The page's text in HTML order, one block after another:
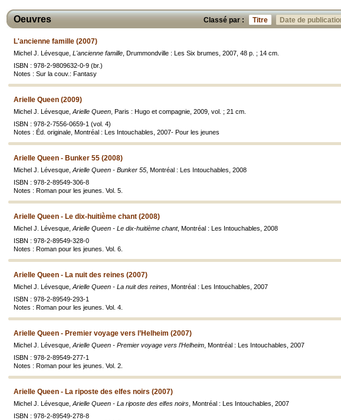
Classé par : Titre Date de
Oeuvres
L'ancienne famille (2007)
Michel J. Lévesque, L'ancienne famille , Drummondville : Les Six brumes, 2007, 48 p. ; 14 cm.
ISBN : 978-2-9809632-0-9 (br.)
Notes : Sur la couv.: Fantasy
Arielle Queen (2009)
Michel J. Lévesque, Arielle Queen , Paris : Hugo et compagnie, 2009, vol. ; 21 cm.
ISBN : 978-2-7556-0659-1 (vol. 4)
Notes : Éd. originale, Montréal : Les Intouchables, 2007- Pour les jeunes
Arielle Queen - Bunker 55 (2008)
Michel J. Lévesque, Arielle Queen - Bunker 55 , Montréal : Les Intouchables, 2008
ISBN : 978-2-89549-306-8
Notes : Roman pour les jeunes. Vol. 5.
Arielle Queen - Le dix-huitième chant (2008)
Michel J. Lévesque, Arielle Queen - Le dix-huitième chant, Montréal : Les Intouchables, 2008
ISBN : 978-2-89549-328-0
Notes : Roman pour les jeunes. Vol. 6.
Arielle Queen - La nuit des reines (2007)
Michel J. Lévesque, Arielle Queen - La nuit des reines , Montréal : Les Intouchables, 2007
ISBN : 978-2-89549-293-1
Notes : Roman pour les jeunes. Vol. 4.
Arielle Queen - Premier voyage vers l’Helheim (2007)
Michel J. Lévesque, Arielle Queen - Premier voyage vers l’Helheim , Montréal : Les Intouchables, 2007
ISBN : 978-2-89549-277-1
Notes : Roman pour les jeunes. Vol. 2.
Arielle Queen - La riposte des elfes noirs (2007)
Michel J. Lévesque, Arielle Queen - La riposte des elfes noirs , Montréal : Les Intouchables, 2007
ISBN : 978-2-89549-278-8